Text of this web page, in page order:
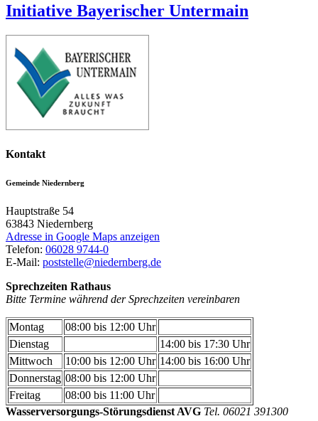
Initiative Bayerischer Untermain
Kontakt
Gemeinde Niedernberg
Hauptstraße 54
63843 Niedernberg
Adresse in Google Maps anzeigen
Telefon: 06028 9744-0
E-Mail: poststelle@niedernberg.de
Sprechzeiten Rathaus
Bitte Termine während der Sprechzeiten vereinbaren
Montag
08:00 bis 12:00 Uhr
Dienstag
14:00 bis 17:30 Uhr
Mittwoch
10:00 bis 12:00 Uhr 14:00 bis 16:00 Uhr
Donnerstag 08:00 bis 12:00 Uhr
Freitag
08:00 bis 11:00 Uhr
Wasserversorgungs-Störungsdienst AVG Tel. 06021 391300